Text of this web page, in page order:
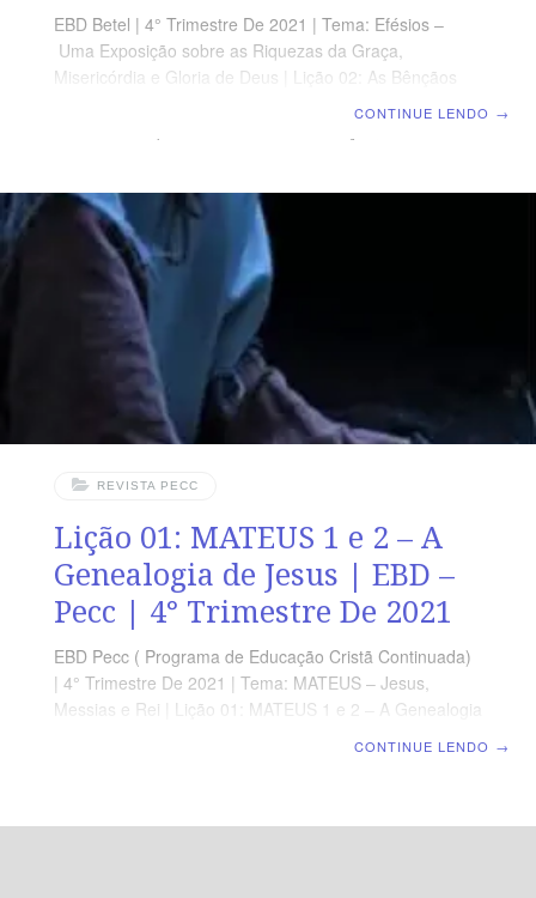
EBD Betel | 4° Trimestre De 2021 | Tema: Efésios –
Uma Exposição sobre as Riquezas da Graça,
Misericórdia e Gloria de Deus | Lição 02: As Bênçãos
12.2 VERDADE APLICADA Desde a eternidade, Deus
elaborou um plano para salvação de todo aquele que
crê em Jesus Cristo. OBJETIVOS DA LIÇÃO Ensinar
acerca da
CONTINUE LENDO →
REVISTA PECC
Lição 01: MATEUS 1 e 2 – A
Genealogia de Jesus | EBD –
Pecc | 4° Trimestre De 2021
EBD Pecc ( Programa de Educação Cristã Continuada)
| 4° Trimestre De 2021 | Tema: MATEUS – Jesus,
Messias e Rei | Lição 01: MATEUS 1 e 2 – A Genealogia
CONTINUE LENDO →